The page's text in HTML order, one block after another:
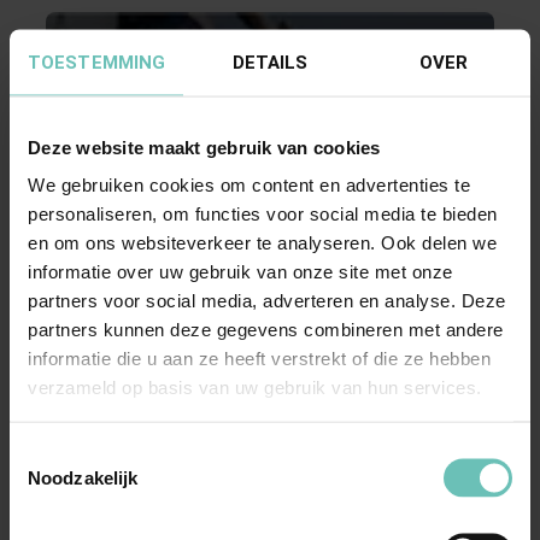
TOESTEMMING DETAILS OVER
Deze website maakt gebruik van cookies
We gebruiken cookies om content en advertenties te
personaliseren, om functies voor social media te bieden
en om ons websiteverkeer te analyseren. Ook delen we
informatie over uw gebruik van onze site met onze
partners voor social media, adverteren en analyse. Deze
partners kunnen deze gegevens combineren met andere
informatie die u aan ze heeft verstrekt of die ze hebben
verzameld op basis van uw gebruik van hun services.
Noodzakelijk
17 MEI 2018
Uitspraak Hoge Raad: Procesrecht. Verzoek
voorlopig getuigenverhoor (art. 186 Rv)
(ECLI:NL:HR:2018:727, 18 mei 2018, nr.
17/02985)
Gronden voor afwijzing verzoek (HR 22
Hoge Raad Updates